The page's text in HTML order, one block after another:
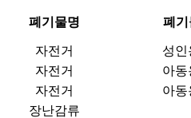
폐기물명 폐기
자전거
성인
자전거
아동
자전거
아동
장난감류